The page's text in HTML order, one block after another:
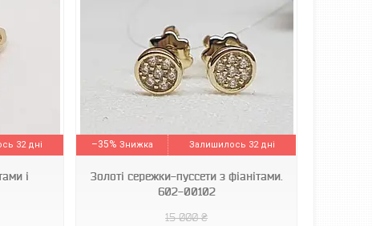
32 дні
і
–35%
Залишилось 32 дні
Золоті сережки-пуссети з фіанітами.
602-00102
15 000 ₴